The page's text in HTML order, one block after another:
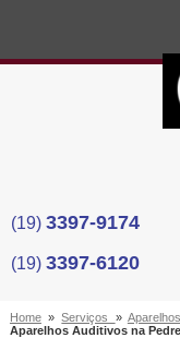
(19) 3397-9174
(19) 3397-6120
Home »Serviços »
Aparelhos Auditivos na